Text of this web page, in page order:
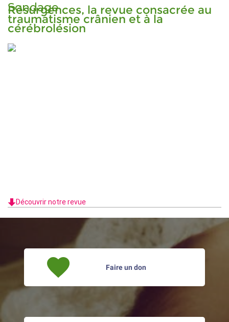
Sondage
Résurgences, la revue consacrée au
traumatisme crânien et à la
cérébrolésion
Découvrir notre revue
Faire un don